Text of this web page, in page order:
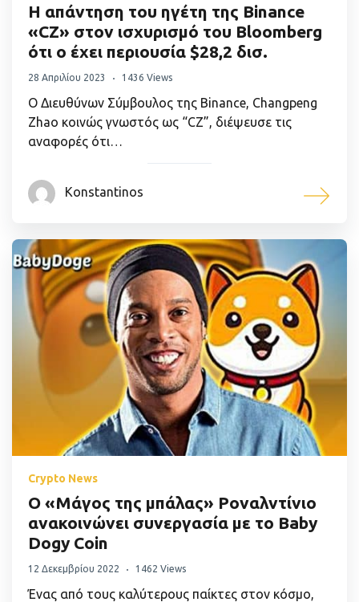
Η απάντηση του ηγέτη της Binance
«CZ» στον ισχυρισμό του Bloomberg
ότι ο έχει περιουσία $28,2 δισ.
28 Απριλίου 2023 1436 Views
Ο Διευθύνων Σύμβουλος της Binance, Changpeng
Zhao κοινώς γνωστός ως “CZ”, διέψευσε τις
αναφορές ότι…
Konstantinos
Crypto News
Ο «Μάγος της μπάλας» Ροναλντίνιο
ανακοινώνει συνεργασία με το Baby
Dogy Coin
12 Δεκεμβρίου 2022 1462 Views
Ένας από τους καλύτερους παίκτες στον κόσμο,